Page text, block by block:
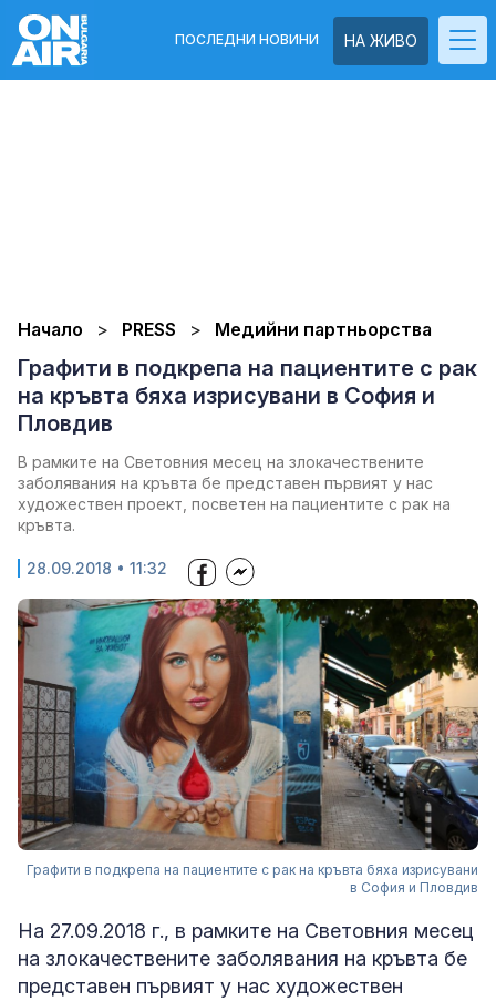
НА ЖИВО
ПОСЛЕДНИ НОВИНИ
Начало PRESS Медийни партньорства
Графити в подкрепа на пациентите с рак
на кръвта бяха изрисувани в София и
Пловдив
В рамките на Световния месец на злокачествените
заболявания на кръвта бе представен първият у нас
художествен проект, посветен на пациентите с рак на
кръвта.
28.09.2018 • 11:32
Графити в подкрепа на пациентите с рак на кръвта бяха изрисувани
в София и Пловдив
На 27.09.2018 г., в рамките на Световния месец
на злокачествените заболявания на кръвта бе
представен първият у нас художествен